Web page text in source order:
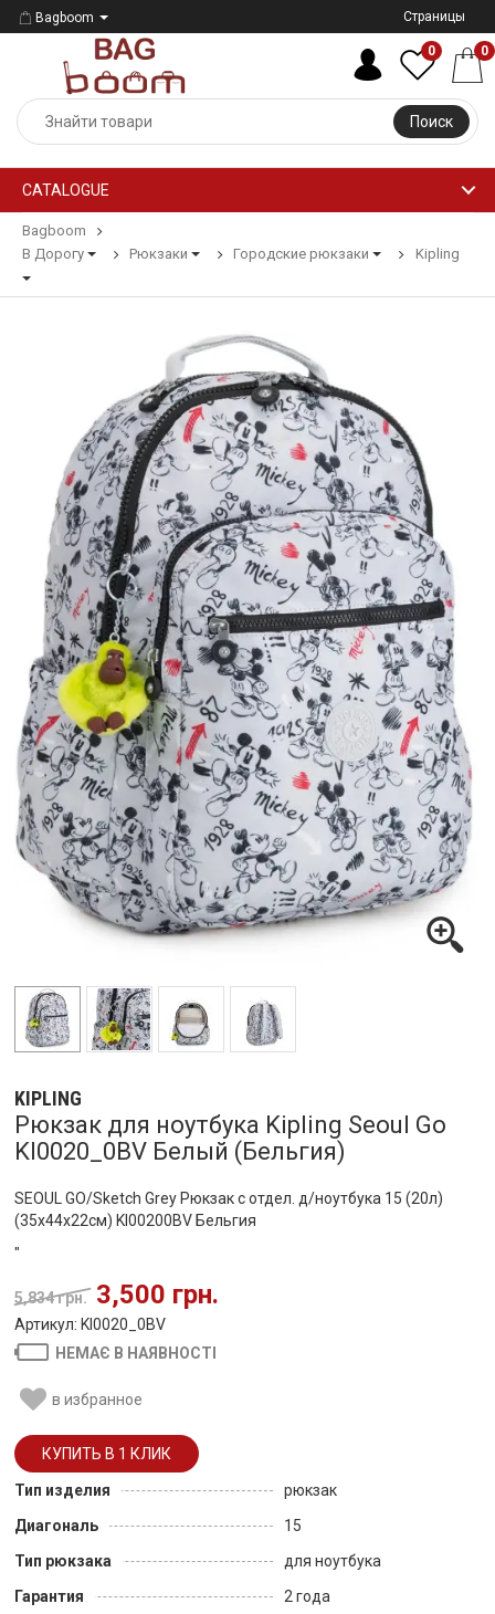
Bagboom Страницы
Поиск
0 0
CATALOGUE
Bagboom
В Дорогу
Рюкзаки Городские рюкзаки Kipling
KIPLING
Рюкзак для ноутбука Kipling Seoul Go
KI0020_0BV Белый (Бельгия)
SEOUL GO/Sketch Grey Рюкзак с отдел. д/ноутбука 15 (20л)
(35x44x22см) KI00200BV Бельгия
"
5,834 грн. 3,500 грн.
Артикул: KI0020_0BV
НЕМАЄ В НАЯВНОСТІ
в избранное
Тип изделия
рюкзак
Диагональ
15
Тип рюкзака
для ноутбука
Гарантия
2 года